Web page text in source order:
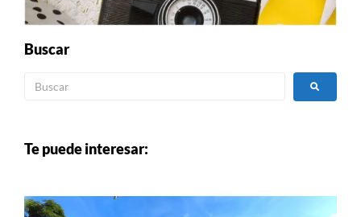
Buscar
Te puede interesar: